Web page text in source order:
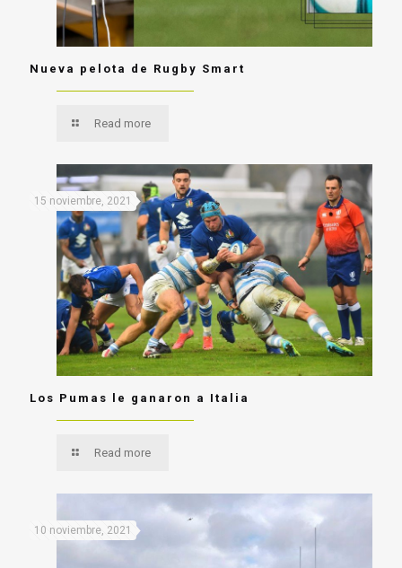
Nueva pelota de Rugby Smart
Read more
15 noviembre, 2021
Los Pumas le ganaron a Italia
Read more
10 noviembre, 2021